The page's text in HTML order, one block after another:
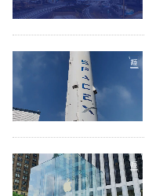
資
樓
商
業